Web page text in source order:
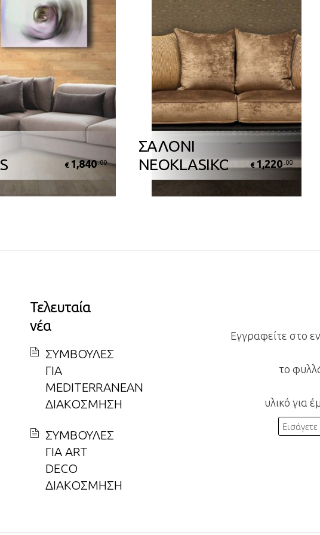
€ 1,840.00
ΣΑΛΟΝΙ
NEOKLASIKO
€ 1,220.00
Τελευταία
νέα
ΣΥΜΒΟΥΛΕΣ
ΓΙΑ
MEDITERRANEAN
ΔΙΑΚΟΣΜΗΣΗ
ΣΥΜΒΟΥΛΕΣ
ΓΙΑ ART
DECO
ΔΙΑΚΟΣΜΗΣΗ
Εγγραφείτε στο
το
υλικό για